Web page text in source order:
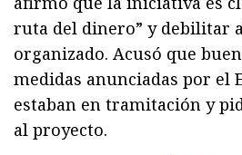
ruta del dinero” y debilitar
organizado. Acusó que
medidas anunciadas por el
estaban en tramitación y
al proyecto.